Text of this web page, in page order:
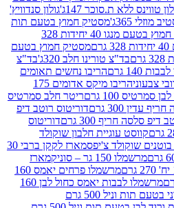
ת.סוכר 147ג'
גולון סנדוויץ'
מסטיק חמוץ בטעם תות
מסטיק חמוץ בטעם מנגו 40 יחידות 328
מסטיק חמוץ בטעם
טורינו חלב 320ג'
בד"צ
הריבו נחשים תאומים
הריבו מיקס אדומים 175
ריטר חלב סמרטיס
דוריטוס רוטב דיפ
גרם
דוריטוס
חלבון שוקולד
צ'יפס
מארז לקקן ברבי 30
סוניק
מארז
מרשמלו פרחים יאמס 160
מרשמלו לבבות יאמס כחול לבן 160
ממתק מרשמלו פרחים צבעוני בטעם תות וניל 500 גרם